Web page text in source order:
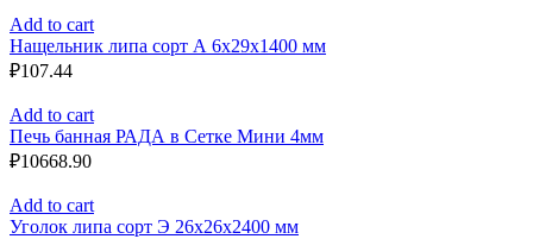
Add to cart
Нащельник липа сорт А 6x29x1400 мм
₽107.44
Add to cart
Печь банная РАДА в Сетке Мини 4мм
₽10668.90
Add to cart
Уголок липа сорт Э 26x26x2400 мм